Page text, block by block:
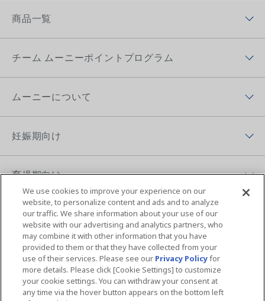
商品一覧
ムーニーマン（パンツ）
オヤスミマン
おしりふき＆手口ふき
おしりキレイシャワー
お母さん向けケア商品
ムーニー 病産院用
ムーニー寝具
チーム ムーニーポイントプログラム
ムーニーポイントについて
チーム ムーニーポイントプログラムサイト
プレゼントキャンペーン
ムーニーについて
ムーニーの歴史
ムーニーちゃんのひみつ
ムーニーの思い
アプリ紹介
妊娠期向け
妊婦さん向け記事
育児体験談
ムーニーちゃん学級
ムーニーアプリのご案内
育児期向け
育児期向けトップ
育児体験談
子育て向け記事
夜間のおもらし大調査
おむつの選び方
MOVIE & CM ニュース
ムーニーの編集ポリシー
サイトマップ
Global Website
ユニ・チャームHOME お問い合わせ
We use cookies to improve your experience on our
website, to personalize content and ads and to analyze
our traffic. We share information about your use of our
website with our advertising and analytics partners, who
may combine it with other information that you have
provided to them or that they have collected from your
use of their services. Please see our Privacy Policyfor
more details. Please click [Cookie Settings] to customize
your cookie settings. You can withdraw your consent at
any time via the hover button appears on the bottom left